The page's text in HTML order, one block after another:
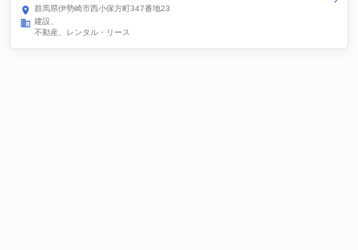
群馬県伊勢崎市西小保方町347番地23
建設
不動産、レンタル・リース